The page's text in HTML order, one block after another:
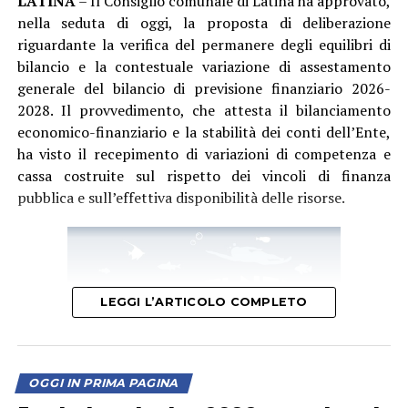
degli spazi sul lungomare, sostenendo che Latina
avrebbe perso opportunità di crescita e attrattività
rispetto ad altri comuni del territorio.
e sulla situazione economica dell’Ente. Nel mirino sono
finiti la raccolta dei rifiuti, la Tari, i parcheggi e il
nella seduta di oggi, la proposta di deliberazione
riguardante la verifica del permanere degli equilibri di
bilancio e la contestuale variazione di assestamento
generale del bilancio di previsione finanziario 2026-
2028. Il provvedimento, che attesta il bilanciamento
economico-finanziario e la stabilità dei conti dell’Ente,
ha visto il recepimento di variazioni di competenza e
cassa costruite sul rispetto dei vincoli di finanza
pubblica e sull’effettiva disponibilità delle risorse.
LEGGI L’ARTICOLO COMPLETO
OGGI IN PRIMA PAGINA